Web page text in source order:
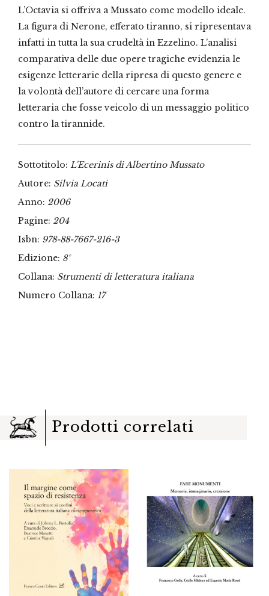
L’Octavia si offriva a Mussato come modello ideale.
La figura di Nerone, efferato tiranno, si ripresentava
infatti in tutta la sua crudeltà in Ezzelino. L’analisi
comparativa delle due opere tragiche evidenzia le
esigenze letterarie della ripresa di questo genere e
la volontà dell’autore di cercare una forma
letteraria che fosse veicolo di un messaggio politico
contro la tirannide.
Sottotitolo: L'Ecerinis di Albertino Mussato
Autore: Silvia Locati
Anno: 2006
Pagine: 204
Isbn: 978-88-7667-216-3
Edizione: 8°
Collana: Strumenti di letteratura italiana
Numero Collana: 17
Prodotti correlati